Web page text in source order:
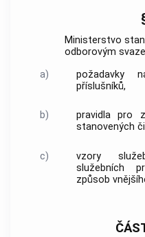
Ministerstvo
odborovým
a)
požadavky
příslušníků,
b)
pravidla pro
stanovených
c)
vzory
služebních
způsob